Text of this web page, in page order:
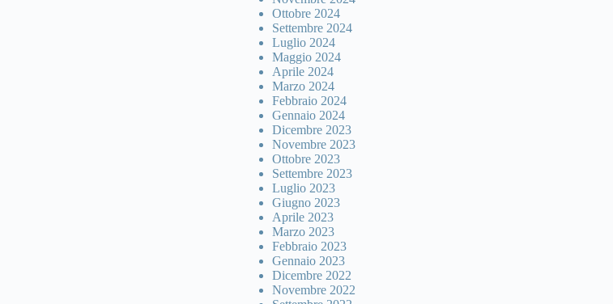
Ottobre 2024
Settembre 2024
Luglio 2024
Maggio 2024
Aprile 2024
Marzo 2024
Febbraio 2024
Gennaio 2024
Dicembre 2023
Novembre 2023
Ottobre 2023
Settembre 2023
Luglio 2023
Giugno 2023
Aprile 2023
Marzo 2023
Febbraio 2023
Gennaio 2023
Dicembre 2022
Novembre 2022